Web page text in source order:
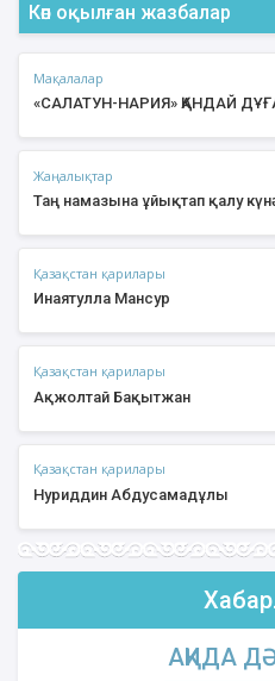
Көп оқылған жазбалар
Мақалалар
«САЛАТУН-НАРИЯ» ҚАНДАЙ
Жаңалықтар
Таң намазына ұйықтап қалу
Қазақстан қарилары
Инаятулла Мансур
Қазақстан қарилары
Ақжолтай Бақытжан
Қазақстан қарилары
Нуриддин Абдусамадұлы
АҚИДА